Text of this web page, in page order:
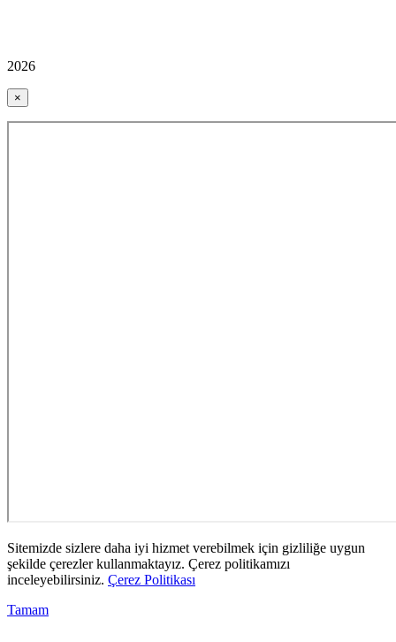
2026
×
Sitemizde sizlere daha iyi hizmet verebilmek için gizliliğe uygun
şekilde çerezler kullanmaktayız. Çerez politikamızı
inceleyebilirsiniz. Çerez Politikası
Tamam